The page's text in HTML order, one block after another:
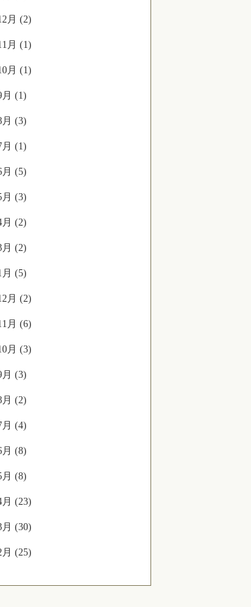
月 (2)
月 (1)
月 (1)
月 (1)
月 (3)
月 (1)
月 (5)
月 (3)
月 (2)
月 (2)
月 (5)
月 (2)
月 (6)
月 (3)
月 (3)
月 (2)
月 (4)
月 (8)
月 (8)
月 (23)
月 (30)
月 (25)